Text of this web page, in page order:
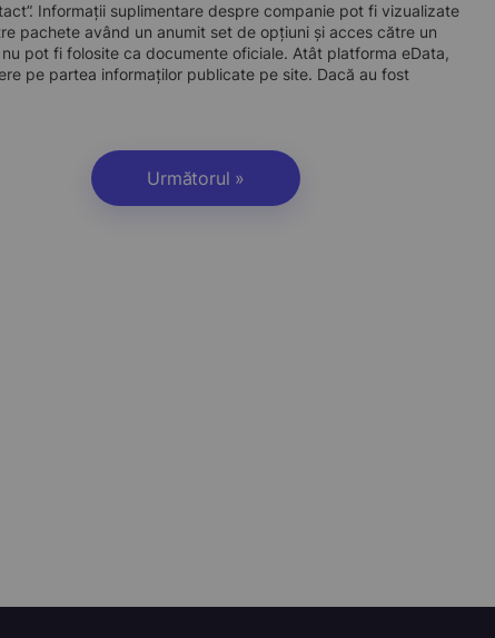
Informații suplimentare despre companie pot fi vizualizate
pachete având un anumit set de opțiuni și acces către un
pot fi folosite ca documente oficiale. Atât platforma eData,
pe partea informaților publicate pe site. Dacă au fost
Următorul »